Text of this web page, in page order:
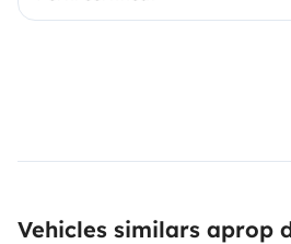
Vehicles similars aprop